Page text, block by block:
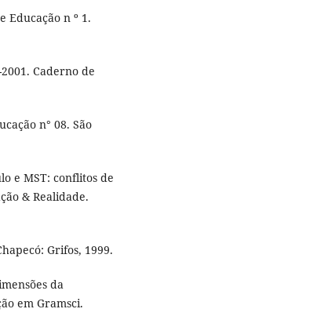
Educação n º 1.
Caderno de
n° 08. São
e MST: conflitos de
& Realidade.
Grifos, 1999.
da
em Gramsci.